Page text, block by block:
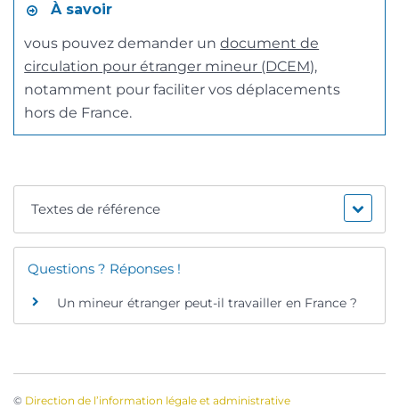
À savoir
vous pouvez demander undocument de
circulation pour étranger mineur (DCEM),
notamment pour faciliter vos déplacements
hors de France.
Textes de référence
Questions ? Réponses !
Un mineur étranger peut-il travailler en France ?
© Direction de l’information légale et administrative